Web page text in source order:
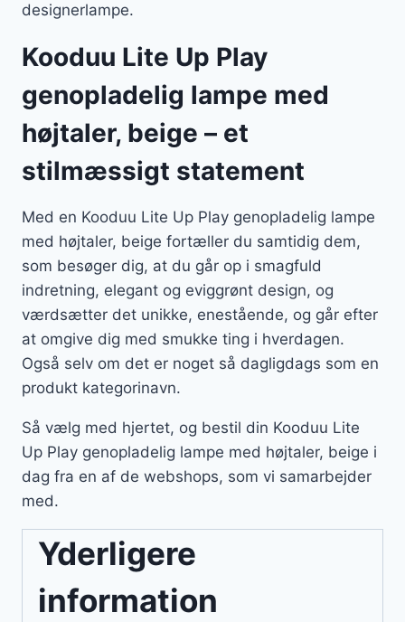
designerlampe.
Kooduu Lite Up Play
genopladelig lampe med
højtaler, beige – et
stilmæssigt statement
Med en Kooduu Lite Up Play genopladelig lampe
med højtaler, beige fortæller du samtidig dem,
som besøger dig, at du går op i smagfuld
indretning, elegant og eviggrønt design, og
værdsætter det unikke, enestående, og går efter
at omgive dig med smukke ting i hverdagen.
Også selv om det er noget så dagligdags som en
produkt kategorinavn.
Så vælg med hjertet, og bestil din Kooduu Lite
Up Play genopladelig lampe med højtaler, beige i
dag fra en af de webshops, som vi samarbejder
med.
Yderligere
information